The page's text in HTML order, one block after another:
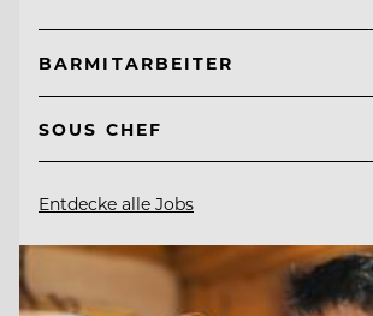
BARMITARBEITER
SOUS CHEF
Entdecke alle Jobs